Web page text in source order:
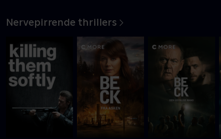
Nervepirrende thrillers